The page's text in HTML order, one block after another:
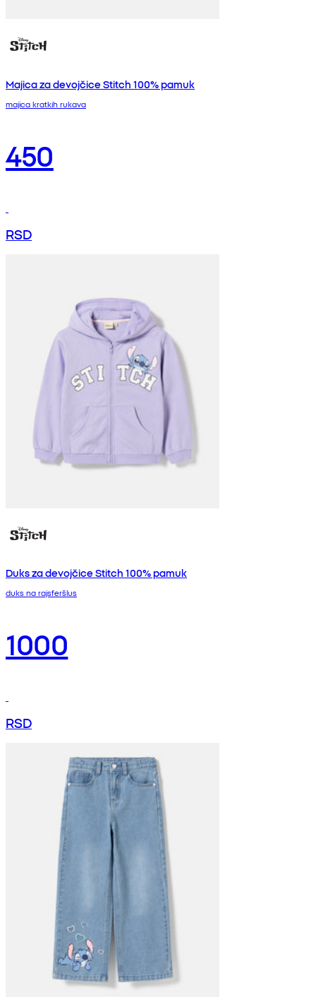
Majica za devojčice Stitch 100% pamuk
majica kratkih rukava
450
RSD
Duks za devojčice Stitch 100% pamuk
duks na rajsferšlus
1000
RSD